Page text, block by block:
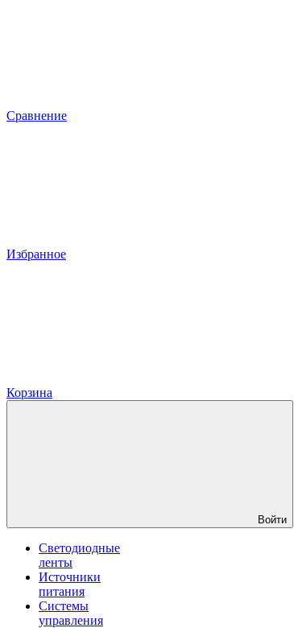
Сравнение
Избранное
Корзина
Войти
Светодиодные
ленты
Источники
питания
Системы
управления